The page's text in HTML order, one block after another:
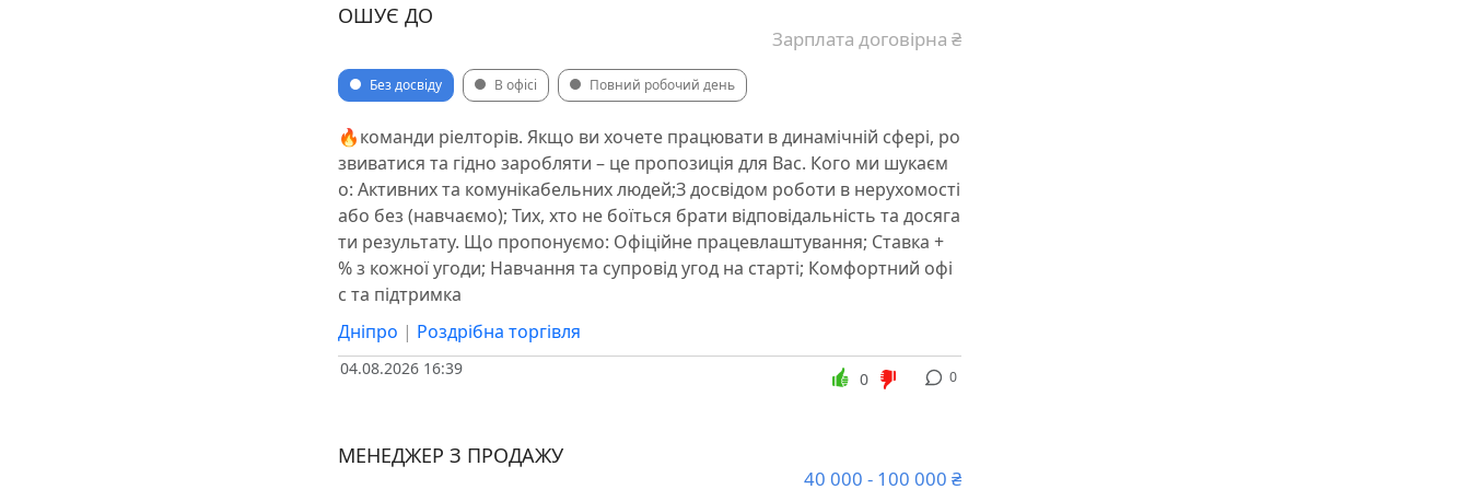
ОШУЄ ДО
Зарплата договірна ₴
Без досвіду В офісі Повний робочий день
🔥команди ріелторів. Якщо ви хочете працювати в динамічній сфері, ро
звиватися та гідно заробляти – це пропозиція для Вас. Кого ми шукаєм
о: Активних та комунікабельних людей;З досвідом роботи в нерухомості
або без (навчаємо); Тих, хто не боїться брати відповідальність та досяга
ти результату. Що пропонуємо: Офіційне працевлаштування; Ставка +
% з кожної угоди; Навчання та супровід угод на старті; Комфортний офі
с та підтримка
Дніпро | Роздрібна торгівля
04.08.2026 16:39 0
0
МЕНЕДЖЕР З ПРОДАЖУ
40 000 - 100 000 ₴